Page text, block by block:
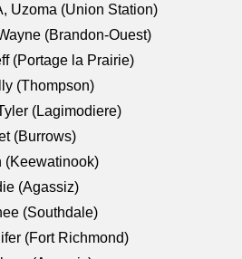
Uzoma (Union Station)
(Brandon-Ouest)
(Portage la Prairie)
(Thompson)
(Lagimodiere)
(Burrows)
(Keewatinook)
(Agassiz)
(Southdale)
(Fort Richmond)